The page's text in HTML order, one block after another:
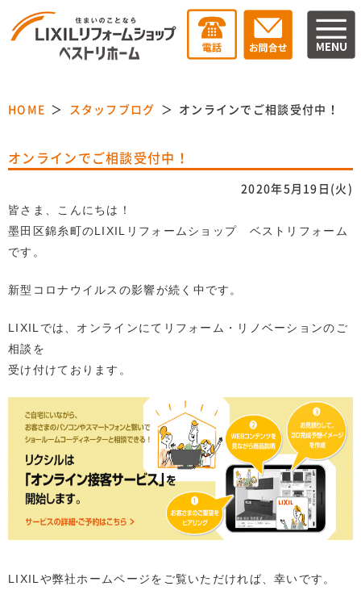
HOME スタッフブログ オンラインでご相談受付中！
オンラインでご相談受付中！
2020年5月19日(火)
皆さま、こんにちは！
墨田区錦糸町のLIXILリフォームショップ ベストリフォーム
です。
新型コロナウイルスの影響が続く中です。
LIXILでは、オンラインにてリフォーム・リノベーションのご
相談を
受け付けております。
LIXILや弊社ホームページをご覧いただければ、幸いです。